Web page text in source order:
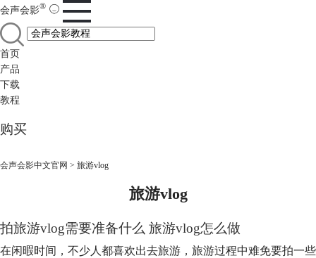
会声会影®
首页
产品
下载
教程
购买
会声会影中文官网 > 旅游vlog
旅游vlog
​拍旅游vlog需要准备什么 旅游vlog怎么做
在闲暇时间，不少人都喜欢出去旅游，旅游过程中难免要拍一些